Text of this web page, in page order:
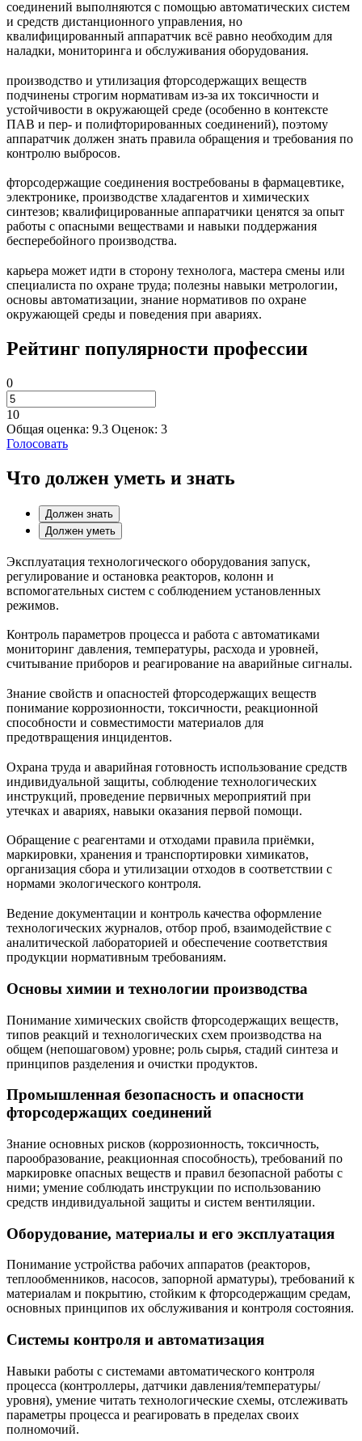
соединений выполняются с помощью автоматических систем
и средств дистанционного управления, но
квалифицированный аппаратчик всё равно необходим для
наладки, мониторинга и обслуживания оборудования.
производство и утилизация фторсодержащих веществ
подчинены строгим нормативам из‑за их токсичности и
устойчивости в окружающей среде (особенно в контексте
ПАВ и пер- и полифторированных соединений), поэтому
аппаратчик должен знать правила обращения и требования по
контролю выбросов.
фторсодержащие соединения востребованы в фармацевтике,
электронике, производстве хладагентов и химических
синтезов; квалифицированные аппаратчики ценятся за опыт
работы с опасными веществами и навыки поддержания
бесперебойного производства.
карьера может идти в сторону технолога, мастера смены или
специалиста по охране труда; полезны навыки метрологии,
основы автоматизации, знание нормативов по охране
окружающей среды и поведения при авариях.
Рейтинг популярности профессии
0
10
Общая оценка: 9.3 Оценок: 3
Голосовать
Что должен уметь и знать
Должен знать
Должен уметь
Эксплуатация технологического оборудования запуск,
регулирование и остановка реакторов, колонн и
вспомогательных систем с соблюдением установленных
режимов.
Контроль параметров процесса и работа с автоматиками
мониторинг давления, температуры, расхода и уровней,
считывание приборов и реагирование на аварийные сигналы.
Знание свойств и опасностей фторсодержащих веществ
понимание коррозионности, токсичности, реакционной
способности и совместимости материалов для
предотвращения инцидентов.
Охрана труда и аварийная готовность использование средств
индивидуальной защиты, соблюдение технологических
инструкций, проведение первичных мероприятий при
утечках и авариях, навыки оказания первой помощи.
Обращение с реагентами и отходами правила приёмки,
маркировки, хранения и транспортировки химикатов,
организация сбора и утилизации отходов в соответствии с
нормами экологического контроля.
Ведение документации и контроль качества оформление
технологических журналов, отбор проб, взаимодействие с
аналитической лабораторией и обеспечение соответствия
продукции нормативным требованиям.
Основы химии и технологии производства
Понимание химических свойств фторсодержащих веществ,
типов реакций и технологических схем производства на
общем (непошаговом) уровне; роль сырья, стадий синтеза и
принципов разделения и очистки продуктов.
Промышленная безопасность и опасности
фторсодержащих соединений
Знание основных рисков (коррозионность, токсичность,
парообразование, реакционная способность), требований по
маркировке опасных веществ и правил безопасной работы с
ними; умение соблюдать инструкции по использованию
средств индивидуальной защиты и систем вентиляции.
Оборудование, материалы и его эксплуатация
Понимание устройства рабочих аппаратов (реакторов,
теплообменников, насосов, запорной арматуры), требований к
материалам и покрытию, стойким к фторсодержащим средам,
основных принципов их обслуживания и контроля состояния.
Системы контроля и автоматизация
Навыки работы с системами автоматического контроля
процесса (контроллеры, датчики давления/температуры/
уровня), умение читать технологические схемы, отслеживать
параметры процесса и реагировать в пределах своих
полномочий.